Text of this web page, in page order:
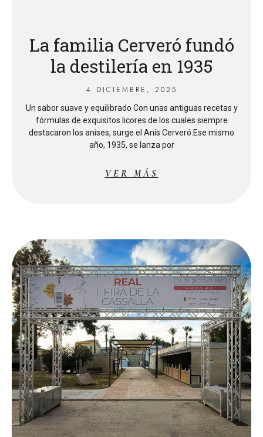
La familia Cerveró fundó
la destilería en 1935
4 DICIEMBRE, 2025
Un sabor suave y equilibrado Con unas antiguas recetas y
fórmulas de exquisitos licores de los cuales siempre
destacaron los anises, surge el Anís Cerveró.Ese mismo
año, 1935, se lanza por
VER MÁS